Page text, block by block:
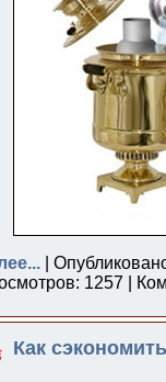
|
1257 |
Как